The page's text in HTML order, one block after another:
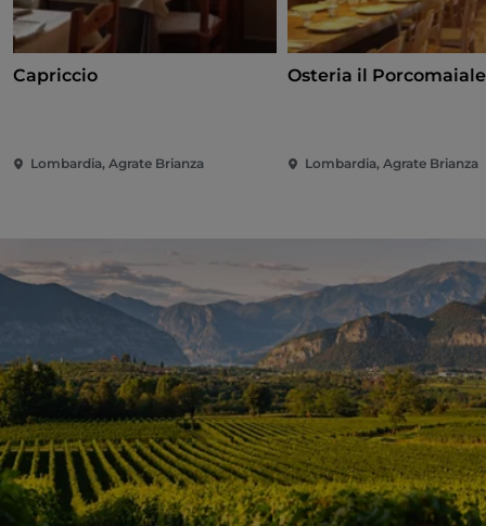
Capriccio
Lombardia, Agrate Brianza
Osteria il Porcomaiale
Lombardia, Agrate Brianza